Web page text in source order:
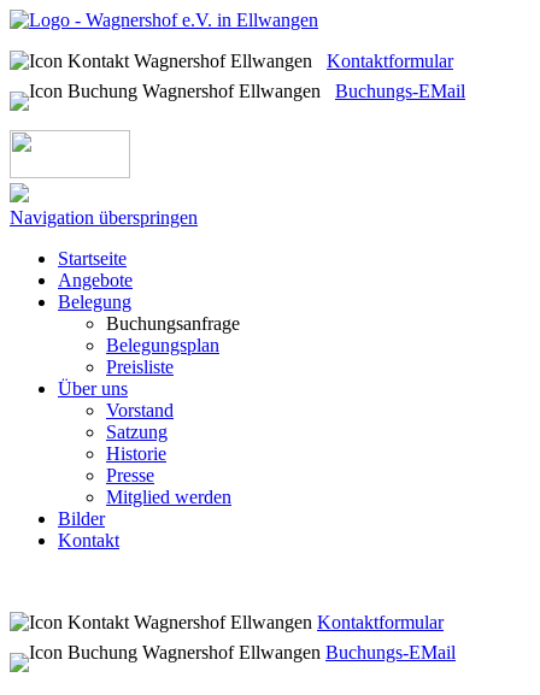
Kontaktformular
Buchungs-EMail
Navigation überspringen
Startseite
Angebote
Belegung
Buchungsanfrage
Belegungsplan
Preisliste
Über uns
Vorstand
Satzung
Historie
Presse
Mitglied werden
Bilder
Kontakt
Kontaktformular
Buchungs-EMail